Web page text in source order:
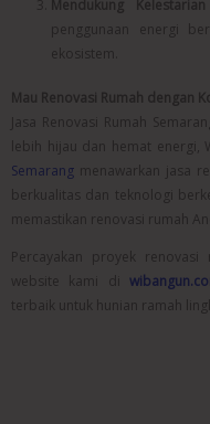
Mendukung
penggunaan energi
ekosistem.
Mau Renovasi Rumah dengan
Jasa Renovasi Rumah
lebih hijau dan hemat energi,
Semarang menawarkan jasa
berkualitas dan teknologi
memastikan renovasi rumah
Percayakan proyek
website kami di
terbaik untuk hunian ramah